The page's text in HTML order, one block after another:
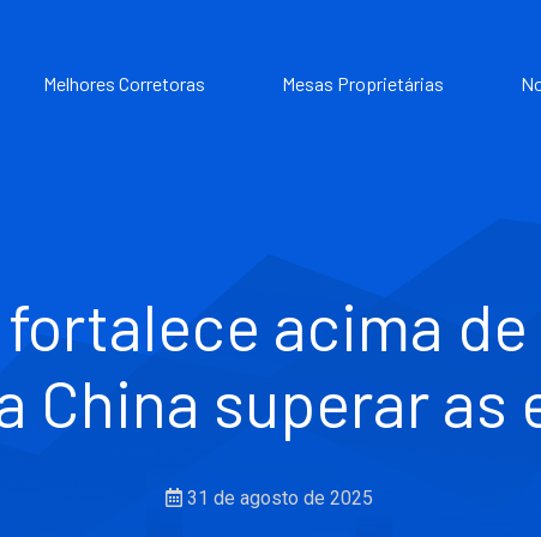
Melhores Corretoras Mesas Proprietárias
fortalece acima
China superar
31 de agosto de 2025